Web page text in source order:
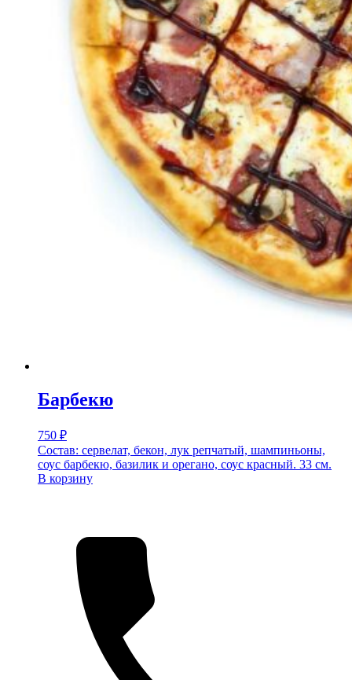
Барбекю
750 ₽
Состав: сервелат, бекон, лук репчатый, шампиньоны,
соус барбекю, базилик и орегано, соус красный. 33 см.
В корзину